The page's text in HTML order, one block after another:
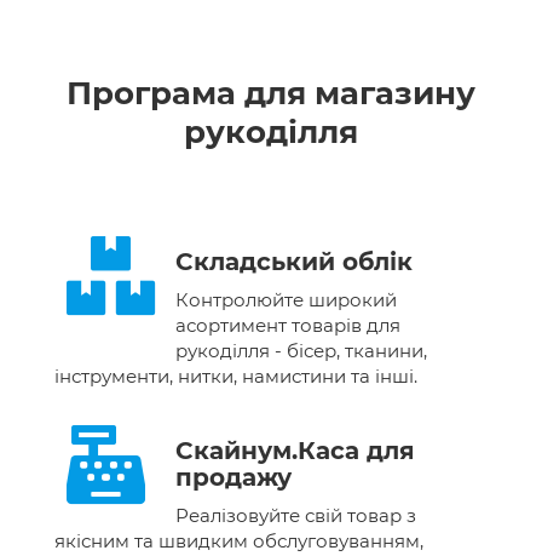
Програма для магазину
рукоділля
Складський облік
Контролюйте широкий
асортимент товарів для
рукоділля - бісер, тканини,
інструменти, нитки, намистини та інші.
Скайнум.Каса для
продажу
Реалізовуйте свій товар з
якісним та швидким обслуговуванням,